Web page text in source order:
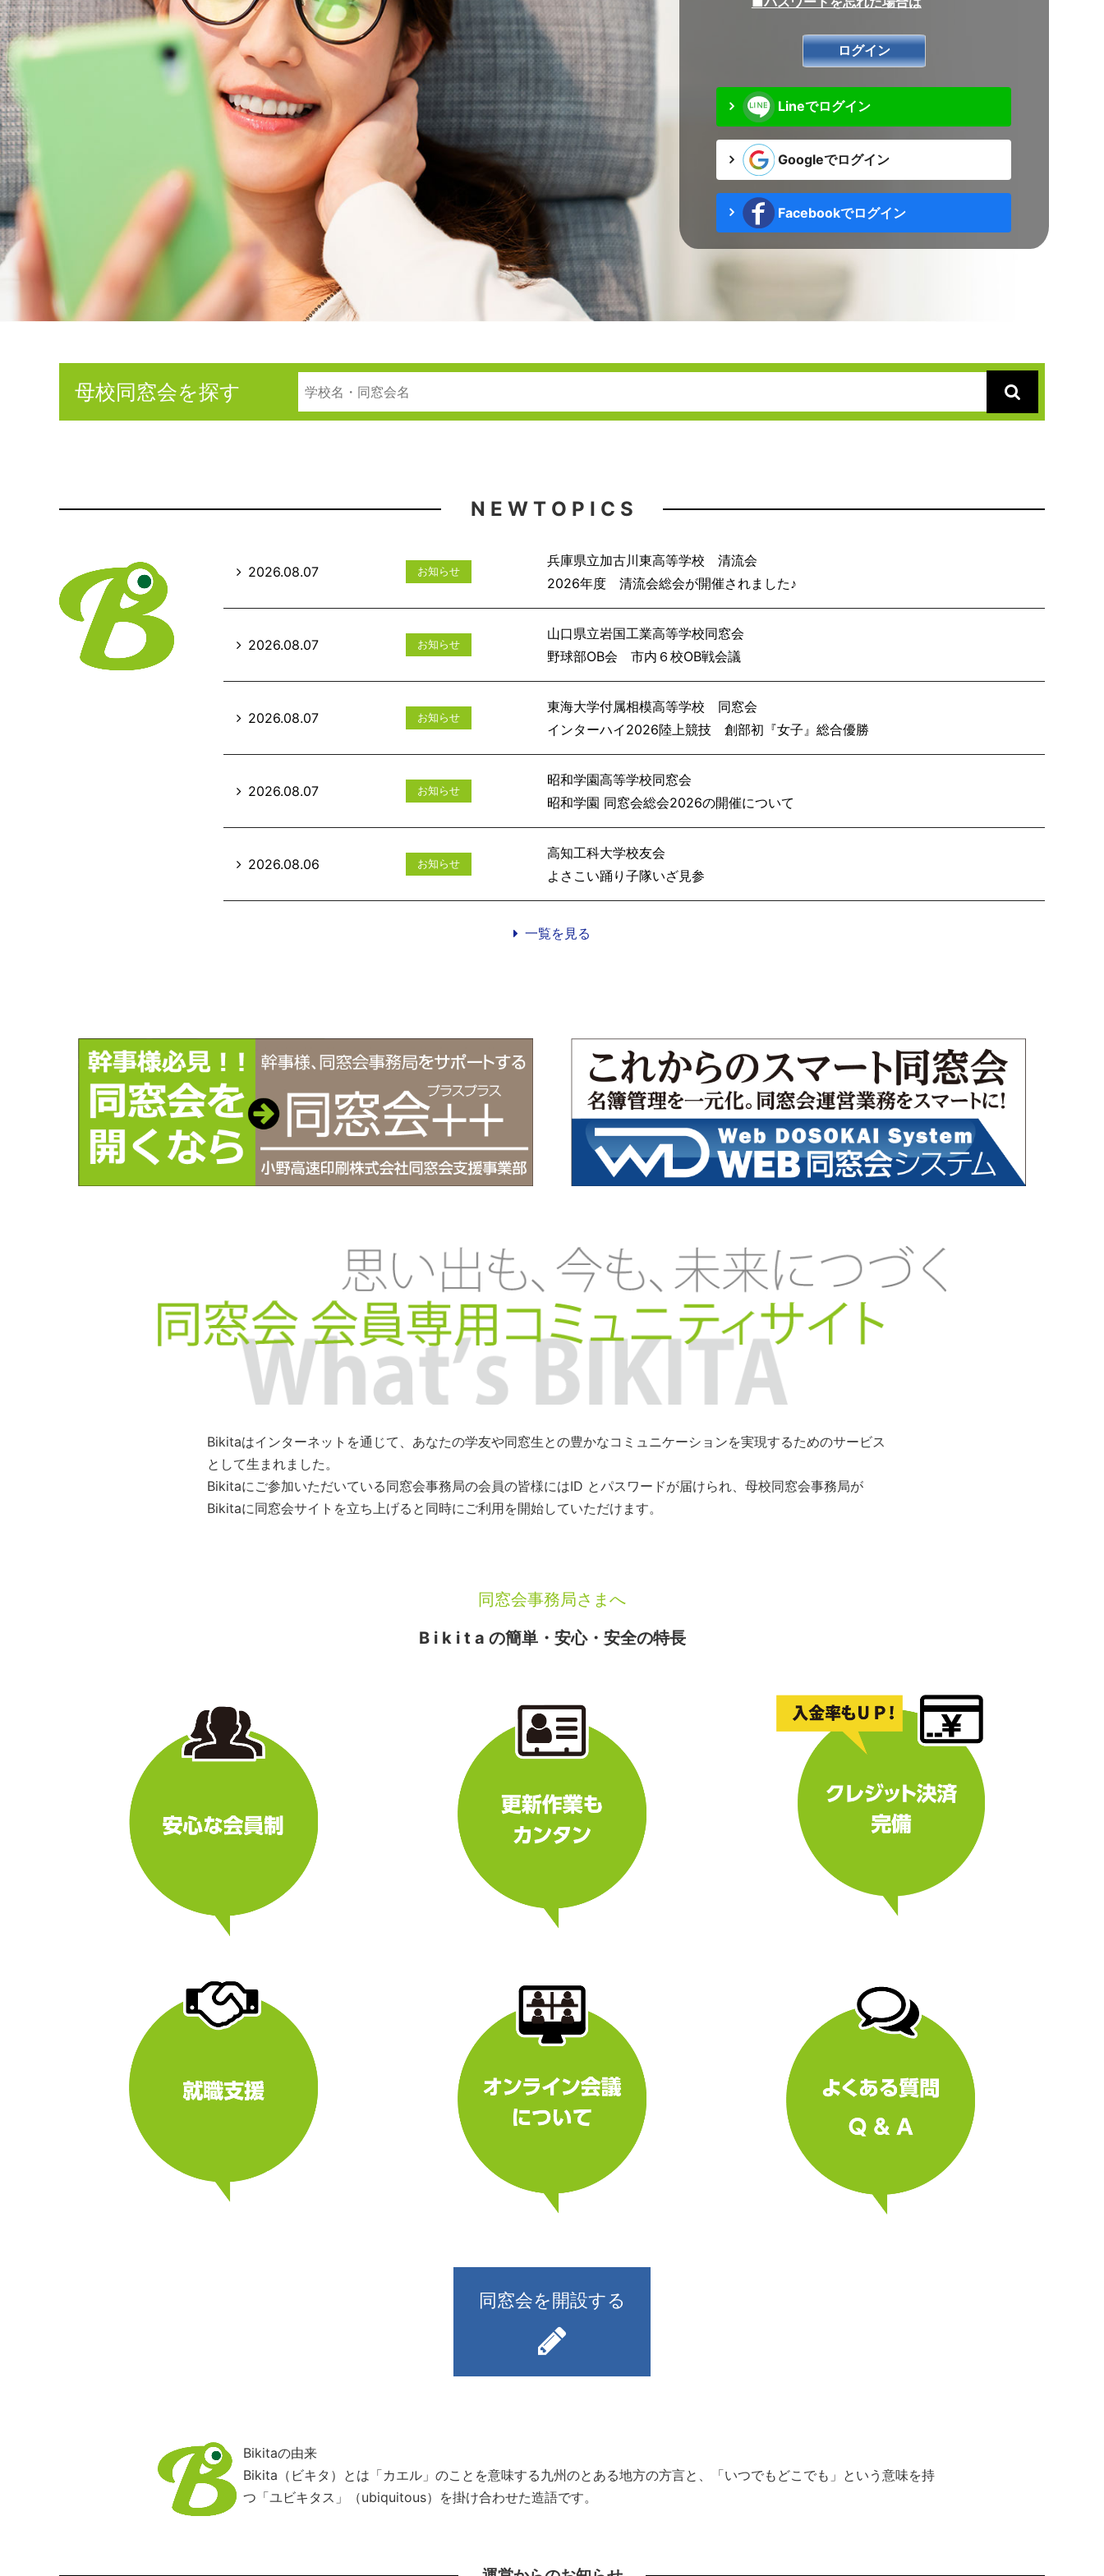
Lineでログイン
Googleでログイン
Facebookでログイン
母校同窓会を探す
N E W T O P I C S
2026.08.07 お知らせ
兵庫県立加古川東高等学校 清流会
2026年度 清流会総会が開催されました♪
2026.08.07 お知らせ
山口県立岩国工業高等学校同窓会
野球部OB会 市内６校OB戦会議
2026.08.07 お知らせ
東海大学付属相模高等学校 同窓会
インターハイ2026陸上競技 創部初『女子』総合優勝
2026.08.07 お知らせ
昭和学園高等学校同窓会
昭和学園 同窓会総会2026の開催について
2026.08.06 お知らせ
高知工科大学校友会
よさこい踊り子隊いざ見参
一覧を見る
Bikitaはインターネットを通じて、あなたの学友や同窓生との豊かなコミュニケーションを実現するためのサービス
として生まれました。
Bikitaにご参加いただいている同窓会事務局の会員の皆様にはID とパスワードが届けられ、母校同窓会事務局が
Bikitaに同窓会サイトを立ち上げると同時にご利用を開始していただけます。
同窓会事務局さまへ
B i k i t a の簡単・安心・安全の特長
同窓会を開設する
Bikitaの由来
Bikita（ビキタ）とは「カエル」のことを意味する九州のとある地方の方言と、「いつでもどこでも」という意味を持
つ「ユビキタス」（ubiquitous）を掛け合わせた造語です。